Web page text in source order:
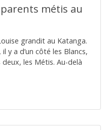
métis au
grandit au Katanga.
y a d’un côté les Blancs,
les Métis. Au-delà